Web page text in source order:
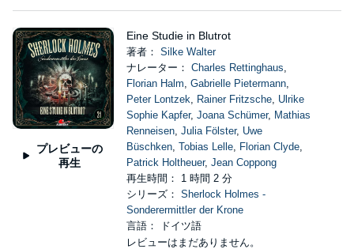
プレビューの
再生
Eine Studie in Blutrot
著者： Silke Walter
ナレーター： Charles Rettinghaus,
Florian Halm, Gabrielle Pietermann,
Peter Lontzek, Rainer Fritzsche, Ulrike
Sophie Kapfer, Joana Schümer, Mathias
Renneisen, Julia Fölster, Uwe
Büschken, Tobias Lelle, Florian Clyde,
Patrick Holtheuer, Jean Coppong
再生時間： 1 時間 2 分
シリーズ： Sherlock Holmes -
Sonderermittler der Krone
言語： ドイツ語
レビューはまだありません。